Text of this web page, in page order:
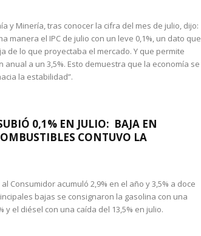
y Minería, tras conocer la cifra del mes de julio, dijo:
manera el IPC de julio con un leve 0,1%, un dato que
de lo que proyectaba el mercado. Y que permite
anual a un 3,5%. Esto demuestra que la economía se
la estabilidad”.
0,1% EN JULIO: BAJA EN
CONTUVO LA
Consumidor acumuló 2,9% en el año y 3,5% a doce
bajas se consignaron la gasolina con una
y el diésel con una caída del 13,5% en julio.